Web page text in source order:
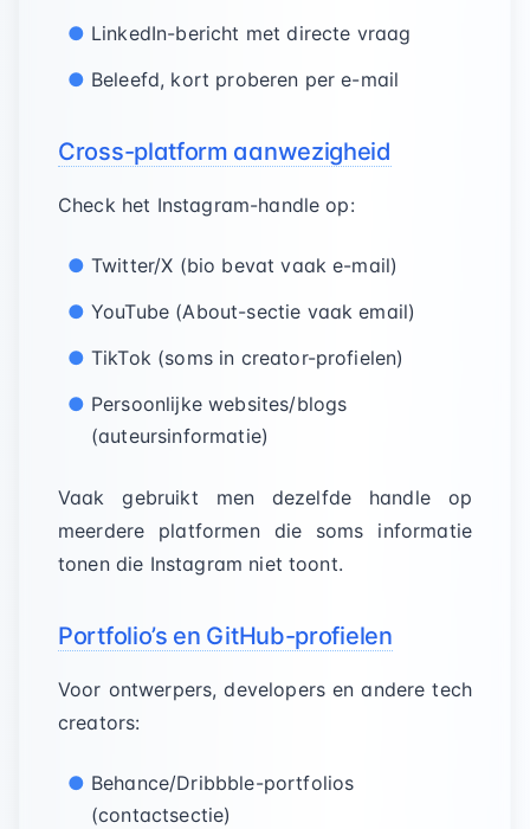
LinkedIn-bericht met directe vraag
Beleefd, kort proberen per e-mail
Cross-platform aanwezigheid
Check het Instagram-handle op:
Twitter/X (bio bevat vaak e-mail)
YouTube (About-sectie vaak email)
TikTok (soms in creator-profielen)
Persoonlijke websites/blogs
(auteursinformatie)
Vaak gebruikt men dezelfde handle op
meerdere platformen die soms informatie
tonen die Instagram niet toont.
Portfolio’s en GitHub-profielen
Voor ontwerpers, developers en andere tech
creators:
Behance/Dribbble-portfolios
(contactsectie)